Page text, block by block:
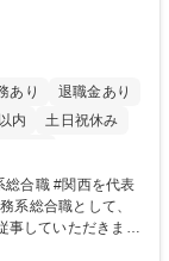
あり
退職金あり
内
土日祝休み
事していただきま
に関係する各種業